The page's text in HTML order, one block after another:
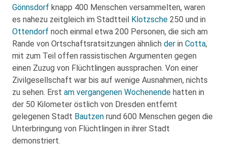
Gönnsdorf knapp 400 Menschen versammelten, waren
es nahezu zeitgleich im Stadtteil Klotzsche 250 und in
Ottendorf noch einmal etwa 200 Personen, die sich am
Rande von Ortschaftsratsitzungen ähnlich der in Cotta,
mit zum Teil offen rassistischen Argumenten gegen
einen Zuzug von Flüchtlingen aussprachen. Von einer
Zivilgesellschaft war bis auf wenige Ausnahmen, nichts
zu sehen. Erst am vergangenen Wochenende hatten in
der 50 Kilometer östlich von Dresden entfernt
gelegenen Stadt Bautzen rund 600 Menschen gegen die
Unterbringung von Flüchtlingen in ihrer Stadt
demonstriert.